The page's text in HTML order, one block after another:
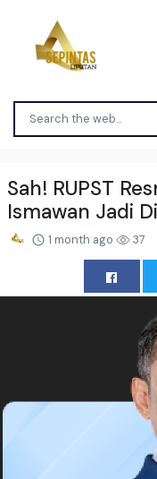
Sah! RUPST
Ismawan Jadi
1 month ago 37